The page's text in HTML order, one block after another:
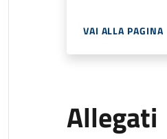
VAI ALLA PAGINA
Allegati